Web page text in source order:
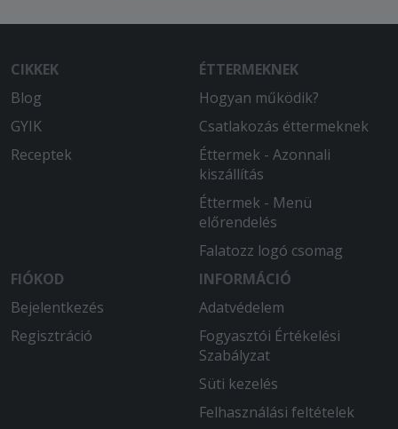
rendelésünket. Egy jó pizzát és egy
rossz pizzát kaptunk. Utólag meg
kaptuk a jót, de addigra már kihült.
Teljesen rendben volt.
Többször rendeltem régebben is az
2026-01-13 - Gál:
Nagyon elégedett voltam! Gyors
CIKKEK
Blog
GYIK
Receptek
ÉTTERMEKNEK
Hogyan működik?
Csatlakozás éttermeknek
Éttermek - Azonnali
kiszállítás
Éttermek - Menü
előrendelés
Falatozz logó csomag
FIÓKOD
Bejelentkezés
Regisztráció
INFORMÁCIÓ
Adatvédelem
Fogyasztói Értékelési
Szabályzat
Süti kezelés
Felhasználási feltételek